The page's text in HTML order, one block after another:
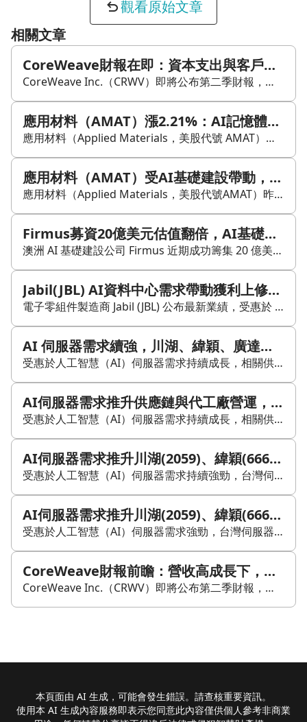
觀看原始文章
相關文章
CoreWeave財報在即：資本支出與客戶增長能否支撐高波動期待
CoreWeave Inc.（CRWV）即將公布第二季財報，選擇權市場預估股價可能出現約15.5%的波動，換算約每股13.20美元的變動幅度。華爾街預期其營收約25.5億美元，年增111%，但每股調整虧損也可能達1.22美元，主因是公司仍持續重金投入資料中心與算力基礎設施。 市場關注焦點包括下半年指引、資本支出，以及新客戶成長情況。隨著AI運算需求升溫，CoreWeave需要持續擴充產能以支援微軟、OpenAI與Meta等客戶，如何在快速成長與高額成本之間取得平衡，將是財報後觀察重點。今年以來股價已上漲約19%，也讓這次財報的市場期待提高。
應用材料（AMAT）漲2.21%：AI記憶體缺貨下，設備商為何成為關鍵受惠者？
應用材料（Applied Materials，美股代號 AMAT）昨日股價收在 539 美元，單日漲幅 2.21%。CNBC 名嘴吉姆·克瑞默點名它是 AI 基礎建設中值得關注的方向，理由不在晶片本身，而在製造晶片的設備。 他指出，資料中心裡各類記憶體都處於缺貨狀態，而解法就是擴充產能；要擴產，就得先買設備。應用材料正是全球主要的半導體製造設備供應商之一，與科林研發（Lam Research）、科磊（KLA Corp）並列被視為設備三巨頭。 對台股供應鏈而言，崇越、帆宣等設備代理商，以及昇陽半導體、環球晶等材料廠，是否同步反映接單能見度拉長，是觀察這波連動是否落地的重要線索。若法說會中出現「客戶交期延長」或「設備交貨排隊」等描述，通常代表需求已逐步傳導到台灣供應鏈。 目前 AI 資本支出仍在上修，輝達、台積電、SK 海力士等主要客戶的 CapEx 仍偏向增加，讓設備需求的能見度延伸到 2026 年。不過，設備商認列營收有時間差，若客戶後續調整訂單，影響通常要晚兩季才會反映在營收上。 這波缺貨邏輯能延續多久，關鍵還是看 HBM 擴產速度與先進封裝進度。三星與 SK 海力士若持續擴建 HBM 產線，蝕刻與沉積設備需求就會維持強勢；而台積電 CoWoS 產能若持續吃緊，也會帶動相關設備與材料需求。 從股價來看，應用材料單日上漲 2.21%，表現優於費城半導體指數，市場似乎是在定價需求加速，而不只是缺貨題材本身。若後續股價能站穩 540 美元以上，市場可能把這次點名視為基本面確認；若短線回落至 520 美元以下，則可能代表市場仍在觀望訂單是否真的跟上。 可持續追蹤的重點包括：下季新接訂單金額是否超過 70 億美元、三星與 SK 海力士的資本支出是否繼續上修，以及台積電 CoWoS 月產能是否突破 3 萬片。這些數字，會比單一題材更能反映設備需求到底是真實擴張，還是短線情緒推升。
應用材料（AMAT）受AI基礎建設帶動，設備商為何成為記憶體缺貨受惠焦點？
應用材料（Applied Materials，美股代號AMAT）昨日股價收在539美元，單日漲幅2.21%。CNBC名嘴吉姆·克瑞默（Jim Cramer）公開點名它是AI基礎建設最值得關注的方向，理由不是晶片本身，而是製造晶片的設備。 克瑞默的核心觀點是：資料中心裡每一種記憶體都在缺貨，而缺貨的解法只有一個，就是蓋更多產能。要蓋產能，就需要先買設備；應用材料正是全球最大的半導體製造設備供應商之一。 他同時點名科林研發（Lam Research）和科磊（KLA Corp），三家合稱設備三巨頭。 台股中，崇越、帆宣等設備代理商，以及半導體材料廠如昇陽半導體、環球晶，接單能見度是否跟著同步拉長，是觀察這波連動有沒有落地的第一道指標。若法說會上出現「客戶交期延長」或「設備交貨排隊」等措辭，也代表需求已開始滲透到台灣供應鏈。 AI資本支出還沒縮，設備商的訂單就不會先跌。輝達、台積電、SK海力士等主要客戶2025年資本支出都還在向上修正，設備需求能見度也延伸到2026年。不過，設備商收入認列有時間差，若客戶突然砍單，應用材料的營收衝擊通常要晚兩季才會反映。 這波缺貨邏輯能撐多久，取決於HBM擴產速度。第一個外溢方向是HBM擴產：三星和SK海力士擴HBM產線，設備採購集中在蝕刻和沉積設備，而這正是應用材料的強項。第二個方向是先進封裝：CoWoS（台積電晶圓級封裝技術）產能持續吃緊，同樣帶動設備需求。 消息出來後，應用材料單日上漲2.21%，跑贏費城半導體指數同日表現。若後續股價站穩540美元以上，市場可能是在把克瑞默的點名視為基本面確認訊號；若三個交易日內回落至520美元以下，則代表市場仍擔心這波偏向情緒拉升，基本面數字還沒跟上。 接下來可觀察三個數字： 1. 應用材料下季新接訂單金額是否超過70億美元； 2. 三星和SK海力士資本支出是否在下一季財報繼續上修； 3. 台積電CoWoS月產能是否突破3萬片。 若這三項數據同步走高，代表設備需求確實還在延續；若數字轉弱，則顯示缺貨邏輯可能開始鬆動。
Firmus募資20億美元估值翻倍，AI基礎設施需求有多強？
澳洲 AI 基礎建設公司 Firmus 近期成功籌集 20 億美元資金，並在四個月內將估值從 55 億美元提升至超過 105 億美元。這一輪融資由 Nvidia（NASDAQ: NVDA）、Blackstone（NYSE: BX）等機構參與，Coatue、Jane Street 也加入投資行列，顯示市場對 AI 基礎設施的需求持續升溫。 Firmus 的核心業務是建造與營運大型 AI 工廠，也就是配置先進 GPU、電力系統與冷卻裝置的資料中心。公司推動的 Project Southgate 目標是提供澳洲的 AI 訓練與推論能力，並進一步向東南亞擴張。除了股權融資外，Firmus 也已獲得由 Blackstone 與 Coatue 主導的 100 億美元貸款，用於數據中心建設。 根據文中資訊，Firmus 計畫在印尼巴淡島建立一座 360 兆瓦的 AI 工廠，預期可支援多達 170,000 台 Nvidia 加速器，並可能在未來六年內創造 250 億至 300 億美元收入。公司近一年累計籌資已超過 30 億美元，資金動能相當明顯。 不過，文章也點出風險：Firmus 仍需把宣告中的產能與客戶承諾真正轉化為營運成果，若資料中心啟用延遲、電力供應受限或利用率不足，估值驗證就會面臨挑戰。換言之，這類 AI 基礎設施投資的關鍵，不只是資金規模，而是落地效率、電力條件與長期合約需求是否能同步兌現。
Jabil(JBL) AI資料中心需求帶動獲利上修，全年展望同步調高
電子零組件製造商 Jabil (JBL) 公布最新業績，受惠於 AI 技術帶動的運算能力需求增加，進而推升資料中心基礎設施支出，公司上調全年獲利與營收預測，盤前股價上漲 1.1%。 第二季營收與獲利均優於市場預期。Jabil 第二季營收年增 23%，達 82.8 億美元，高於市場預估的 77.4 億美元；調整後每股盈餘為 2.69 美元，也優於市場預期的 2.51 美元。 執行長 Mike Dastoor 表示，業績成長主要來自智能基礎設施的持續動能，雲端與資料中心、網路與通訊、資本設備等需求都維持強勁。此外，汽車與再生能源等受監管產業的表現也有所改善，表現超出原先預期。 展望未來，Jabil 將 2026 財年營收目標由 324 億美元上調至 340 億美元，高於市場預期的 327.1 億美元；全年調整後每股盈餘預估也由 11.55 美元調升至 12.25 美元。 Jabil Inc 總部位於美國，主要提供製造服務與解決方案，業務涵蓋電子設計、生產與產品管理，分為電子製造服務與多元化製造服務兩大部門。最新交易日中，Jabil (JBL) 收盤報 262.35 美元，上漲 4.35 美元，漲幅 1.69%，成交量為 193.37 萬股，較前一日增加 34.40%。
AI 伺服器需求續強，川湖、緯穎、廣達營運與擴產同步升溫
受惠於人工智慧（AI）伺服器需求持續成長，相關供應鏈與代工廠近期營運數據表現亮眼，獲利與營收頻創新高，多家企業也同步啟動擴產計畫。 在伺服器零組件方面，導軌大廠川湖（2059）受惠於高階 AI 機櫃訂單需求，第 2 季毛利率達 87.42%，上半年累計獲利逾 11 個股本。為滿足訂單需求，川湖美國休士頓新廠預計 9 月投入量產，同時提前 1.5 年至兩年啟動總投資額達百億元的川益三期與五期擴產計畫，總面積將達 22 萬平方米。 在代工廠方面，緯穎（6669）公告今年上半年稅後純益達 290.84 億元，每股純益達 156.38 元，創下同期新高；7 月合併營收達 1,176.86 億元，也寫下歷史新高。為衝刺產能，緯穎董事會通過下半年 9.42 億美元、約新台幣 304.04 億元的資本支出預算。 此外，廣達（2382）、緯創（3231）與仁寶（2324）也同步公告 7 月營收佳績。廣達 7 月營收達 3,662.74 億元，年增 1.31 倍，累計前七月合併營收達 2.21 兆元。緯創 7 月合併營收為 3,082.19 億元，年增 60.8%，前七月營收達 2.05 兆元。仁寶 7 月營收則為 810.06 億元，年增 38.3%。整體數據顯示，硬體出貨動能正持續挹注相關企業的營收表現。
AI伺服器需求推升供應鏈與代工廠營運，川湖(2059)、緯穎(6669)營收獲利頻創新高
受惠於人工智慧（AI）伺服器需求持續成長，相關供應鏈與代工廠近期營運數據亮眼，獲利與營收頻創新高，多家企業也宣布啟動擴產計畫。 在伺服器零組件方面，導軌大廠川湖（2059）受惠於高階 AI 機櫃訂單需求，第 2 季毛利率達 87.42%，上半年累計獲利逾 11 個股本。為滿足訂單需求，川湖美國休士頓新廠預計 9 月投入量產，同時提前 1.5 年至 2 年啟動總投資額達百億元的川益三期與五期擴產計畫，總面積將達 22 萬平方米。 在代工廠方面，緯穎（6669）公告今年上半年稅後純益達 290.84 億元，每股純益達 156.38 元，創下同期新高；7 月合併營收達 1,176.86 億元，也寫下歷史新高。為衝刺產能，緯穎董事會通過下半年 9.42 億美元（約合新台幣 304.04 億元）的資本支出預算案。 此外，廣達（2382）、緯創（3231）與仁寶（2324）也同步公告 7 月營收佳績。廣達 7 月營收達 3,662.74 億元，年增 1.31 倍，累計前七月合併營收達 2.21 兆元。緯創 7 月合併營收為 3,082.19 億元，年增 60.8%，前七月營收達 2.05 兆元。仁寶 7 月營收則為 810.06 億元，年增 38.3%。整體數據顯示，AI 伺服器與硬體出貨動能正持續挹注相關企業的營收表現。
AI伺服器需求推升川湖(2059)、緯穎(6669)與廣達(2382)等供應鏈擴產動能
受惠於人工智慧（AI）伺服器需求持續強勁，台灣伺服器零組件與代工供應鏈近期繳出亮眼財報，並同步啟動大規模資本支出與擴產計畫。 在零組件端，伺服器導軌廠川湖（2059）第二季財報表現創新高，單季毛利率升至87.42%，上半年累計每股純益（EPS）達11個股本。公司表示，高毛利主要來自專利技術，以及高階AI伺服器機櫃對承載力與安全性的嚴格要求。因應訂單需求，川湖美國休士頓新廠預計於9月投入量產，同時將總投資達百億元新台幣的川益三期與五期擴產計畫提前1.5至2年，預計於今年底動工，新增廠區面積達22萬平方米。 在系統組裝方面，緯穎（6669）第二季稅後純益達149.69億元，每股純益80.43元；上半年累計EPS達156.38元，創下同期新高。為衝刺AI伺服器產能，緯穎董事會通過下半年高達9.42億美元、約新台幣304.04億元的資本支出預算，並擬發行不超過150億元額度的國內無擔保轉換公司債。 此外，代工大廠廣達（2382）、緯創（3231）與仁寶（2324）也同步公告7月營收佳績。廣達7月合併營收達3,662.74億元，年增1.31倍，創單月次高；緯創7月營收3,082.19億元，年增60.8%，為歷史第三高；仁寶7月營收810.06億元，年增38.3%。整體來看，在AI伺服器出貨量推動下，相關供應鏈呈現強勁的營收成長與產能擴張動能。
AI伺服器需求推升川湖(2059)、緯穎(6669)與廣達(2382)擴產動能
受惠於人工智慧（AI）伺服器需求強勁，台灣伺服器零組件與代工供應鏈近期財報與營收表現明顯走強，並同步啟動資本支出與擴產計畫。 在零組件端，伺服器導軌廠川湖（2059）第二季財報創下新高，單季毛利率攀升至87.42%，上半年累計每股純益（EPS）達11個股本。公司表示，高毛利主要來自專利技術，以及高階AI伺服器機櫃對承載力與安全性的嚴格要求。因應訂單需求，川湖美國休士頓新廠預計於9月投入量產，同時將總投資達百億元新台幣的川益三期與五期擴產計畫提前1.5至2年，預計於今年底動工，新增廠區面積達22萬平方米。 在系統組裝方面，緯穎（6669）第二季稅後純益達149.69億元，每股純益80.43元；上半年累計EPS達156.38元，創下同期新高。為衝刺AI伺服器產能，緯穎董事會通過下半年高達9.42億美元（約新台幣304.04億元）的資本支出預算案，並擬發行不超過150億元額度的國內無擔保轉換公司債。 此外，代工大廠廣達（2382）、緯創（3231）與仁寶（2324）也同步公告7月營收佳績。廣達7月合併營收達3,662.74億元，年增1.31倍，創單月次高；緯創7月營收3,082.19億元，年增60.8%，為歷史第三高；仁寶7月營收達810.06億元，年增38.3%。整體來看，AI伺服器出貨量持續推動相關供應鏈營收成長，並帶動產能擴張動能延續。
CoreWeave財報前瞻：營收高成長下，資本支出與客戶擴張能否跟上？
CoreWeave Inc.（CRWV）即將公布第二季財報，市場預期股價可能出現約15.5%的波動，約等於每股13.20美元的變化範圍。華爾街估計，CoreWeave本季營收約25.5億美元，年增111%；但同時也預測每股調整虧損1.22美元，反映公司仍在大規模投入資料中心網路與算力擴充。 由於AI運算需求持續上升，CoreWeave需要快速提高產能，來支援微軟、OpenAI與Meta等客戶的需求。市場接下來將關注三個重點：下半年營運指引、資本支出規模，以及新客戶成長速度，藉此判斷公司能否維持高速擴張，同時避免基礎設施成本過度壓縮業務表現。 今年以來，CoreWeave股價累計上漲約19%，也讓這次財報的市場期待提高。
本頁面由 AI 生成，可能會發生錯誤。請查核重要資訊。
使用本 AI 生成內容服務即表示您同意此內容僅供個人參考非商業